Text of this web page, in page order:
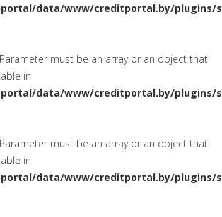
data/www/creditportal.by/plugins/
Parameter must be an array or an object that
in
data/www/creditportal.by/plugins/
Parameter must be an array or an object that
in
data/www/creditportal.by/plugins/